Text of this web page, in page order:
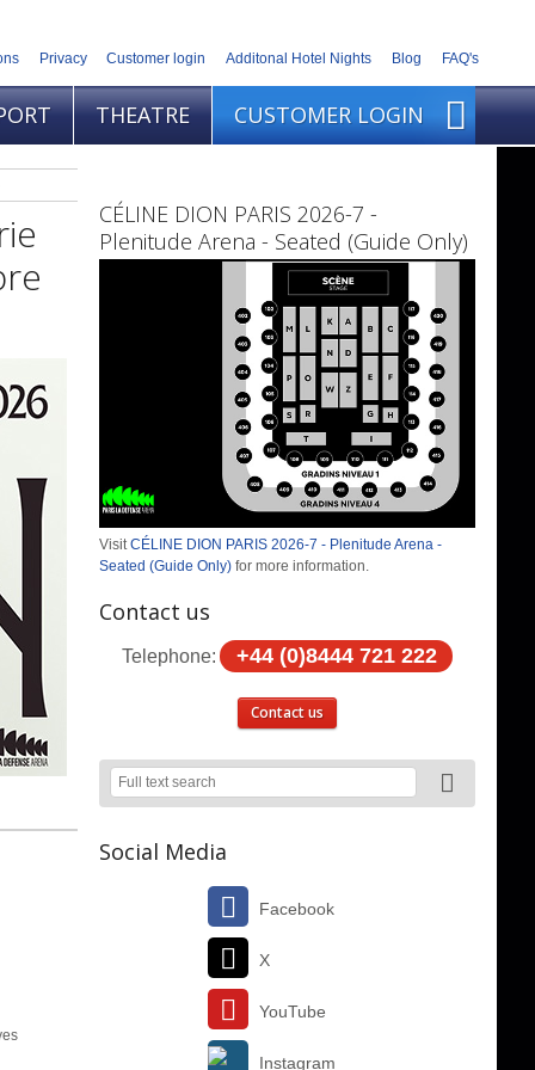
Privacy Customer login Additonal Hotel Nights Blog FAQ's
THEATRE CUSTOMER LOGIN
CÉLINE DION PARIS 2026-7 -
Plenitude Arena - Seated (Guide Only)
VisitCÉLINE DION PARIS 2026-7 - Plenitude Arena -
Seated (Guide Only) for more information.
Contact us
Telephone: +44 (0)8444 721 222
Contact us
Social Media
Facebook
X
YouTube
Instagram